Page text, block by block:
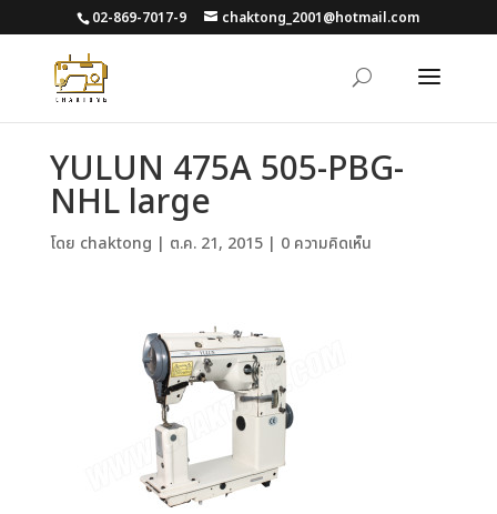
02-869-7017-9 chaktong_2001@hotmail.com
YULUN 475A 505-PBG-
NHL large
โดย chaktong | ต.ค. 21, 2015| 0 ความคิดเห็น